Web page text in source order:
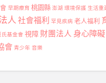
早期療育 桃園縣 澎湖 環境保護 生活重
人 社會福利 罕見疾病 老人福利
氏基金會 視障 財團法人 身心障礙
會 青少年 音樂